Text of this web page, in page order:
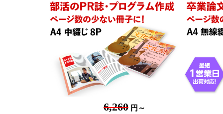
6,260 円～